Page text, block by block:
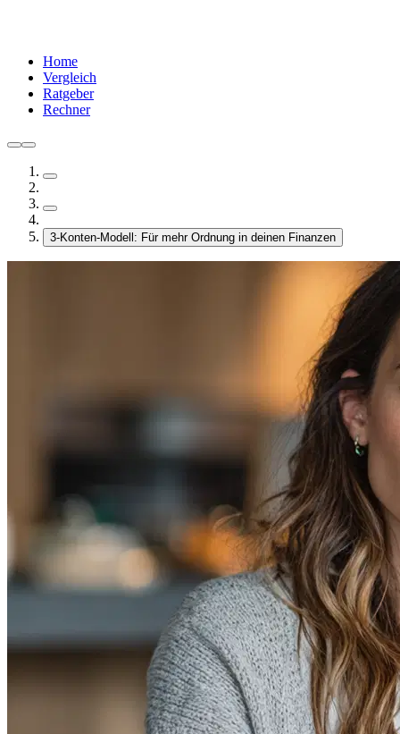
Home
Vergleich
Ratgeber
Rechner
3-Konten-Modell: Für mehr Ordnung in deinen Finanzen